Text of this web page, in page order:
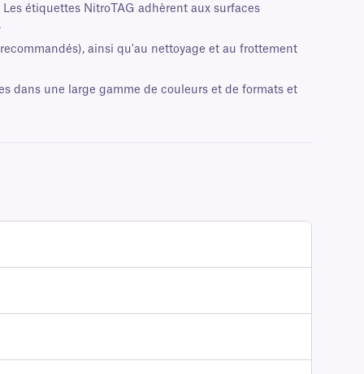
étiquettes NitroTAG adhèrent aux surfaces
ainsi qu'au nettoyage et au frottement
dans une large gamme de couleurs et de formats et